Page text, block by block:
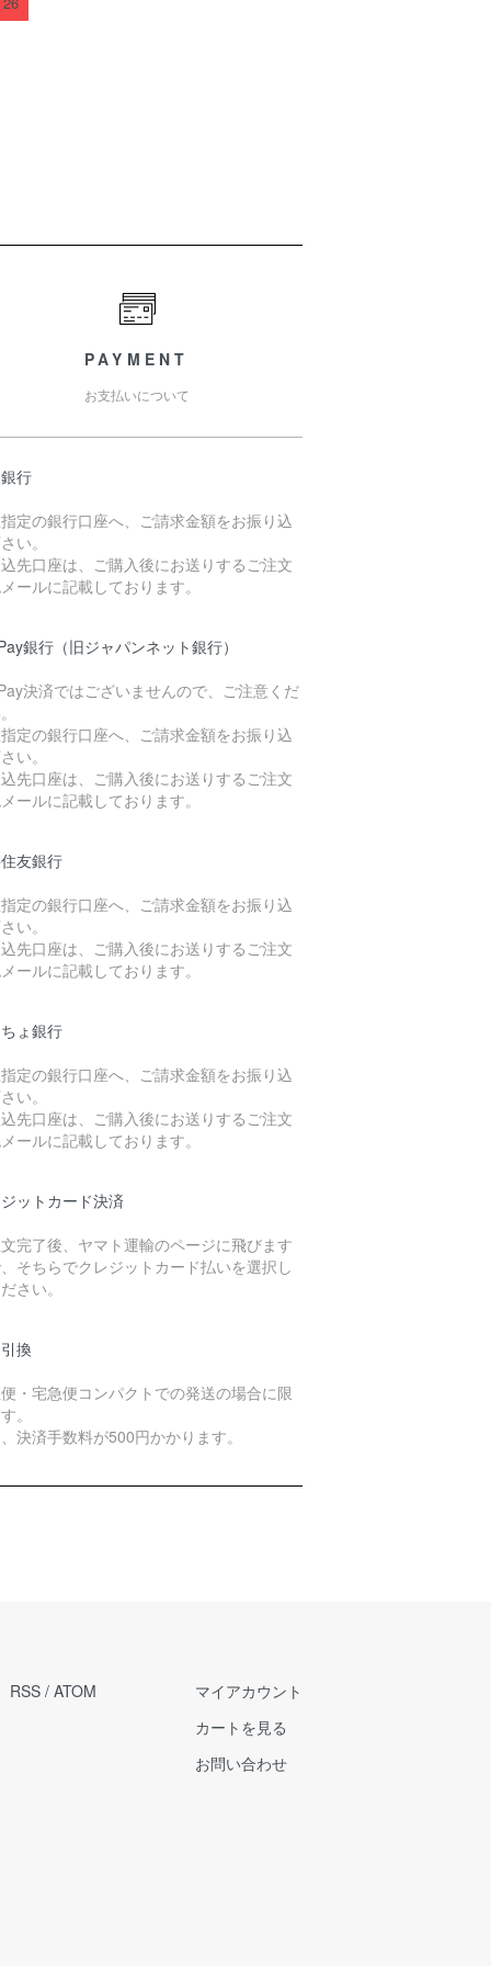
PAYMENT
お支払いについて
行
定の銀行口座へ、ご請求金額をお振り込
い。
先口座は、ご購入後にお送りするご注文
ールに記載しております。
銀行（旧ジャパンネット銀行）
決済ではございませんので、ご注意くだ
定の銀行口座へ、ご請求金額をお振り込
い。
先口座は、ご購入後にお送りするご注文
ールに記載しております。
友銀行
定の銀行口座へ、ご請求金額をお振り込
い。
先口座は、ご購入後にお送りするご注文
ールに記載しております。
ょ銀行
定の銀行口座へ、ご請求金額をお振り込
い。
先口座は、ご購入後にお送りするご注文
ールに記載しております。
ットカード決済
完了後、ヤマト運輸のページに飛びます
そちらでクレジットカード払いを選択し
さい。
換
・宅急便コンパクトでの発送の場合に限
。
決済手数料が500円かかります。
RSS / ATOM
マイアカウント
カートを見る
お問い合わせ